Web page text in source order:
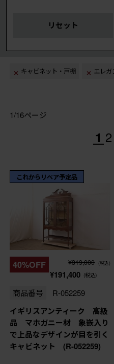
リセット
キャビネット・戸棚 エレガ
1/16ページ
1 2
これからリペア予定品
40%OFF ¥319,000 (税込)
¥191,400 (税込)
商品番号 R-052259
イギリスアンティーク 高級
品 マホガニー材 象嵌入り
で上品なデザインが目を引く
キャビネット (R-052259)